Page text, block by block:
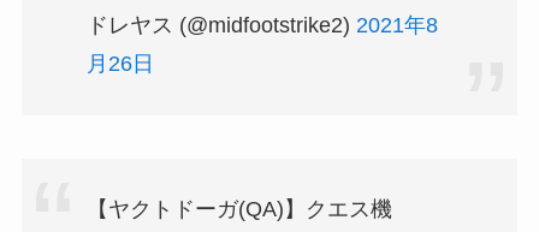
ドレヤス (@midfootstrike2) 2021年8
月26日
【ヤクトドーガ(QA)】クエス機